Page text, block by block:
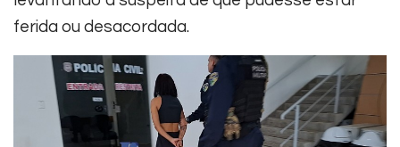
ferida ou desacordada.